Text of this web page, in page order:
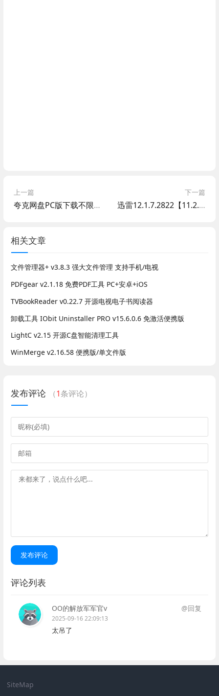
上一篇
夸克网盘PC版下载不限速方法
下一篇
迅雷12.1.7.2822【11.2.2.1716】精简绿色融合版
相关文章
文件管理器+ v3.8.3 强大文件管理 支持手机/电视
PDFgear v2.1.18 免费PDF工具 PC+安卓+iOS
TVBookReader v0.22.7 开源电视电子书阅读器
卸载工具 IObit Uninstaller PRO v15.6.0.6 免激活便携版
LightC v2.15 开源C盘智能清理工具
WinMerge v2.16.58 便携版/单文件版
发布评论 （1条评论）
发布评论
评论列表
OO的解放军军官v @回复
2025-09-16 22:09:13
太吊了
SiteMap